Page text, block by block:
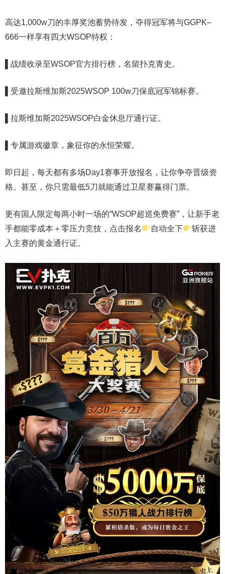
高达1,000w刀的丰厚奖池蓄势待发，夺得冠军将与GGPK–
666一样享有四大WSOP特权：
▌战绩收录至WSOP官方排行榜，名留扑克青史。
▌受邀拉斯维加斯2025WSOP 100w刀保底冠军锦标赛。
▌拉斯维加斯2025WSOP白金休息厅通行证。
▌专属游戏徽章，象征你的永恒荣耀。
即日起，每天都有多场Day1赛事开放报名，让你争夺晋级资
格。甚至，你只需最低5刀就能通过卫星赛赢得门票。
更有国人限定每两小时一场的“WSOP超巡免费赛”，让新手老
手都能零成本＋零压力竞技，点击报名
自动全下
斩获进
入主赛的黄金通行证。